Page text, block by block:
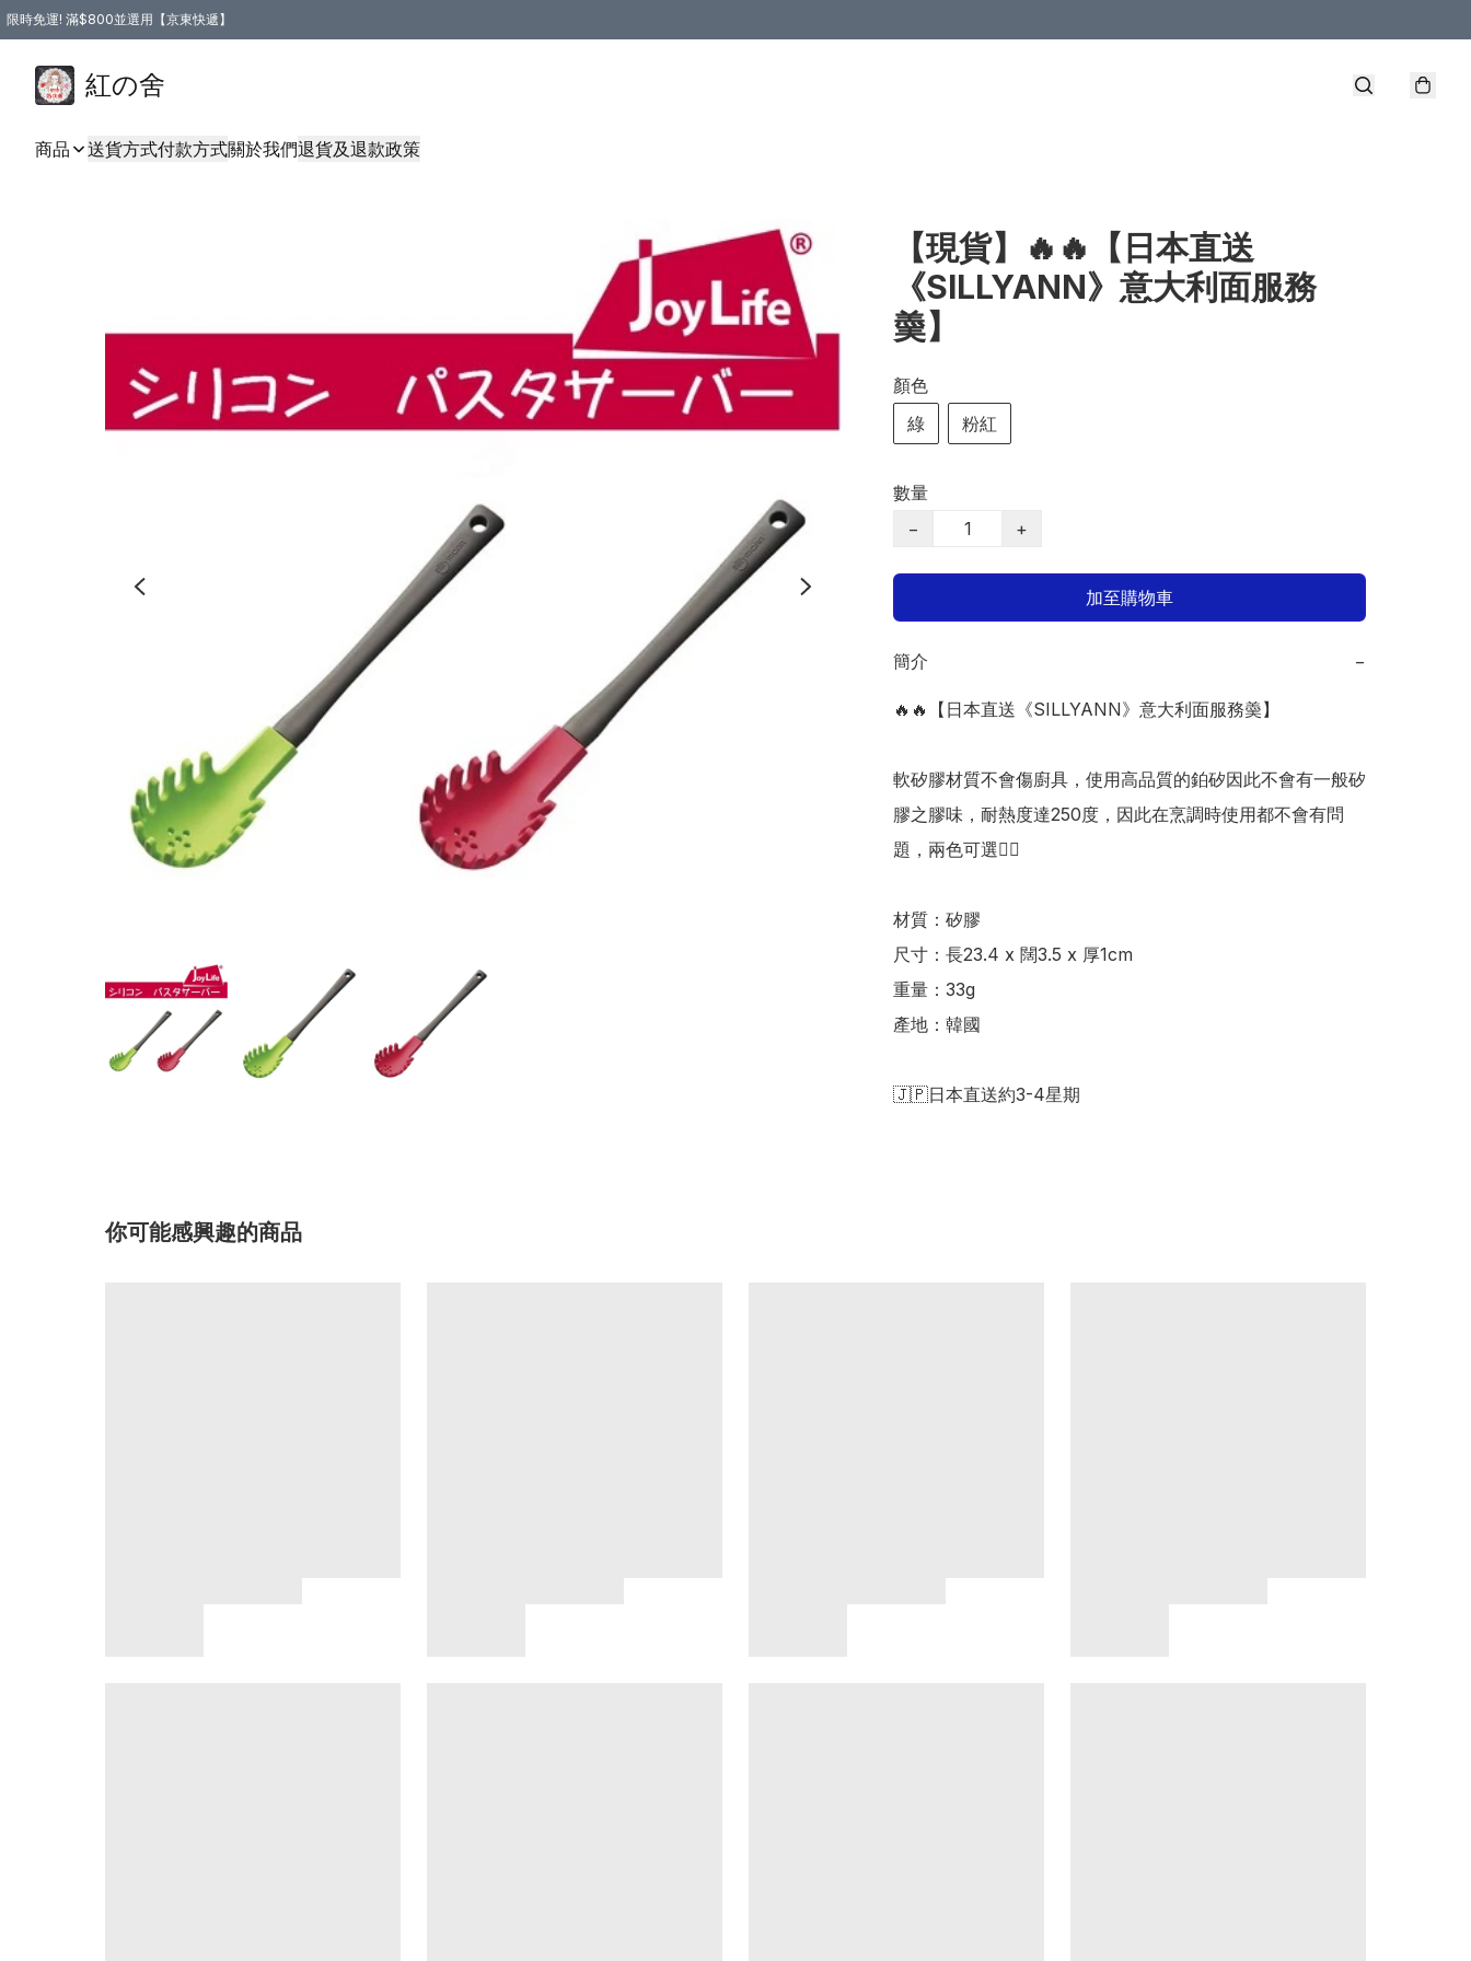
限時免運! 滿$800並選用【京東快遞】
紅の舍
商品 送貨方式付款方式關於我們退貨及退款政策
【現貨】🔥🔥【日本直送
《SILLYANN》意大利面服務
羮】
顏色
綠
粉紅
數量
−
+
加至購物車
簡介 −
🔥🔥【日本直送《SILLYANN》意大利面服務羮】
軟矽膠材質不會傷廚具，使用高品質的鉑矽因此不會有一般矽
膠之膠味，耐熱度達250度，因此在烹調時使用都不會有問
題，兩色可選👍🏻
材質：矽膠
尺寸：長23.4 x 闊3.5 x 厚1cm
重量：33g
產地：韓國
🇯🇵日本直送約3-4星期
你可能感興趣的商品